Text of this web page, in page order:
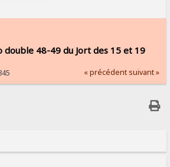
double 48-49 du Jort des 15 et 19
« précédent suivant »